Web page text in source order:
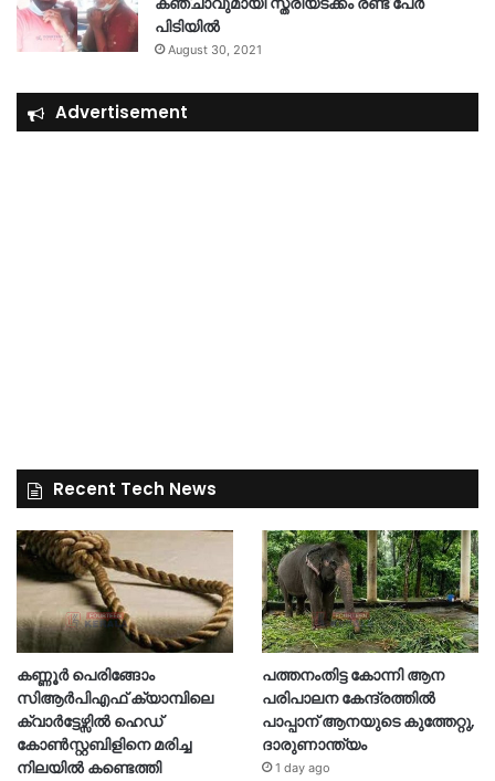
പിടിയിൽ
August 30, 2021
Advertisement
Recent Tech News
കണ്ണൂർ പെരിങ്ങോം
സിആർപിഎഫ് ക്യാമ്പിലെ
ക്വാർട്ടേഴ്സിൽ ഹെഡ്
കോൺസ്റ്റബിളിനെ മരിച്ച
നിലയിൽ കണ്ടെത്തി
പത്തനംതിട്ട കോന്നി ആന
പരിപാലന കേന്ദ്രത്തിൽ
പാപ്പാന് ആനയുടെ കുത്തേറ്റു,
ദാരുണാന്ത്യം
1 day ago